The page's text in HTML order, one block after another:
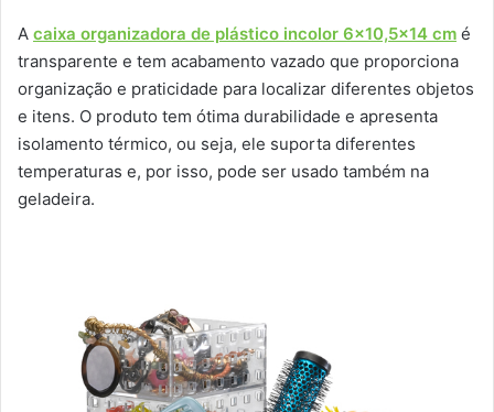
A caixa organizadora de plástico incolor 6×10,5×14 cm é
transparente e tem acabamento vazado que proporciona
organização e praticidade para localizar diferentes objetos
e itens. O produto tem ótima durabilidade e apresenta
isolamento térmico, ou seja, ele suporta diferentes
temperaturas e, por isso, pode ser usado também na
geladeira.